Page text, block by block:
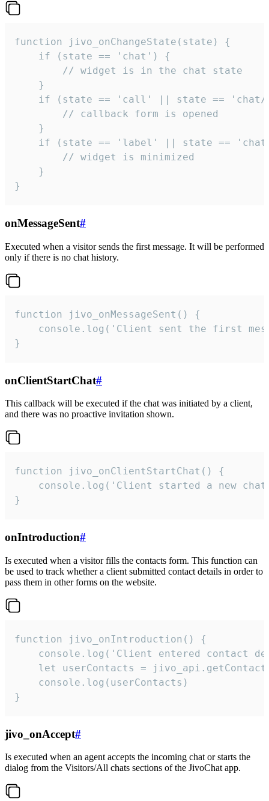
function jivo_onChangeState(state) {
    if (state == 'chat') {
        // widget is in the chat state
    }
if (state == 'call' || state ==
        // callback form is opened
    }
if (state == 'label' || state ==
        // widget is minimized
    }
}
onMessageSent#
Executed when a visitor sends the first message. It will be performed
only if there is no chat history.
function jivo_onMessageSent() {
console.log('Client sent the first
}
onClientStartChat#
This callback will be executed if the chat was initiated by a client,
and there was no proactive invitation shown.
function jivo_onClientStartChat() {
console.log('Client started a new
}
onIntroduction#
Is executed when a visitor fills the contacts form. This function can
be used to track whether a client submitted contact details in order to
pass them in other forms on the website.
function jivo_onIntroduction() {
console.log('Client entered contact
let userContacts =
    console.log(userContacts)
}
jivo_onAccept#
Is executed when an agent accepts the incoming chat or starts the
dialog from the Visitors/All chats sections of the JivoChat app.